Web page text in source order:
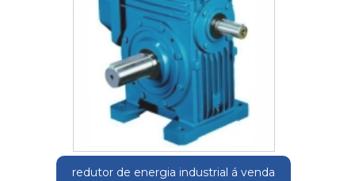
redutor de energia industrial á venda